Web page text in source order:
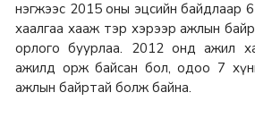
нэгжээс 2015 оны эцсийн байдлаар
хаалгаа хааж тэр хэрээр ажлын
орлого буурлаа. 2012 онд ажил
ажилд орж байсан бол, одоо 7
ажлын байртай болж байна.